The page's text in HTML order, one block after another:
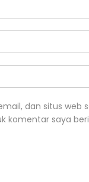
dan situs web
komentar saya